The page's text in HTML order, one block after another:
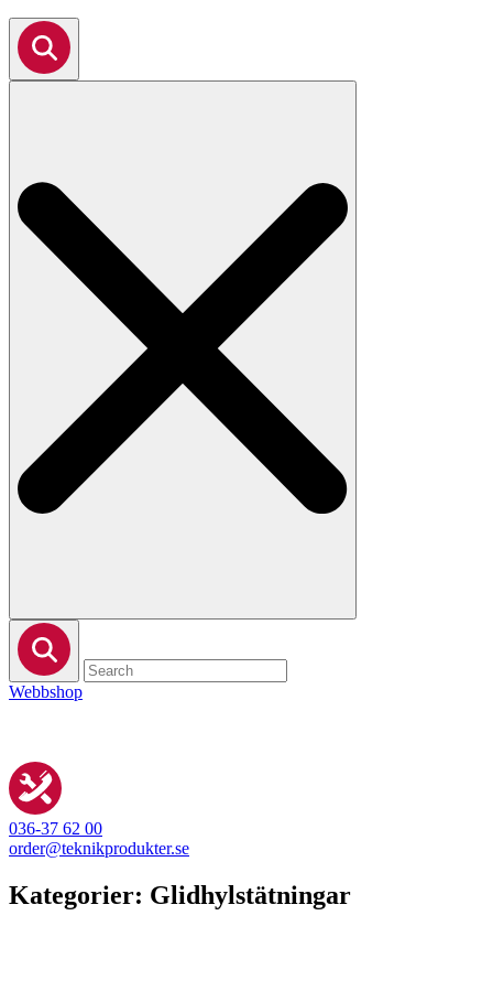
Search
Webbshop
036-37 62 00
order@teknikprodukter.se
Kategorier: Glidhylstätningar